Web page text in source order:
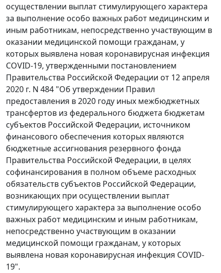
осуществлении выплат стимулирующего характера
за выполнение особо важных работ медицинским и
иным работникам, непосредственно участвующим в
оказании медицинской помощи гражданам, у
которых выявлена новая коронавирусная инфекция
COVID-19, утвержденными постановлением
Правительства Российской Федерации от 12 апреля
2020 г. N 484 "Об утверждении Правил
предоставления в 2020 году иных межбюджетных
трансфертов из федерального бюджета бюджетам
субъектов Российской Федерации, источником
финансового обеспечения которых являются
бюджетные ассигнования резервного фонда
Правительства Российской Федерации, в целях
софинансирования в полном объеме расходных
обязательств субъектов Российской Федерации,
возникающих при осуществлении выплат
стимулирующего характера за выполнение особо
важных работ медицинским и иным работникам,
непосредственно участвующим в оказании
медицинской помощи гражданам, у которых
выявлена новая коронавирусная инфекция COVID-
19".